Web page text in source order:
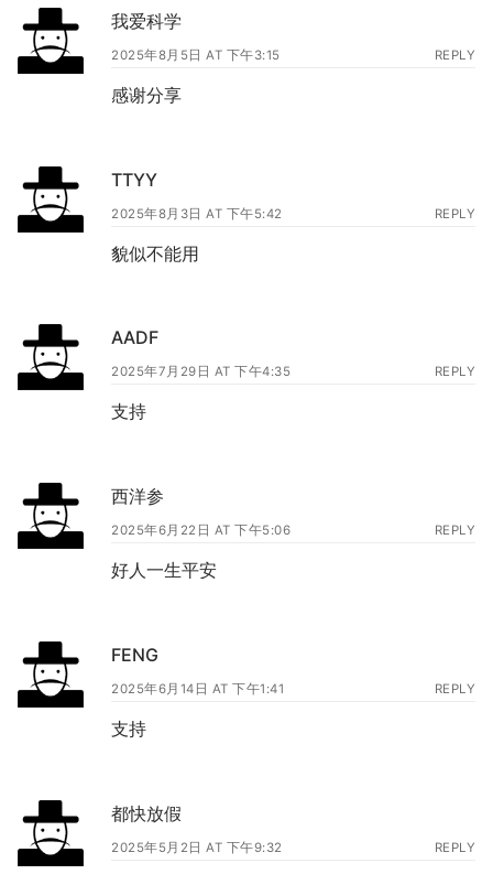
我爱科学
2025年8月5日 AT 下午3:15 REPLY
感谢分享
TTYY
2025年8月3日 AT 下午5:42 REPLY
貌似不能用
AADF
2025年7月29日 AT 下午4:35 REPLY
支持
西洋参
2025年6月22日 AT 下午5:06 REPLY
好人一生平安
FENG
2025年6月14日 AT 下午1:41 REPLY
支持
都快放假
2025年5月2日 AT 下午9:32 REPLY